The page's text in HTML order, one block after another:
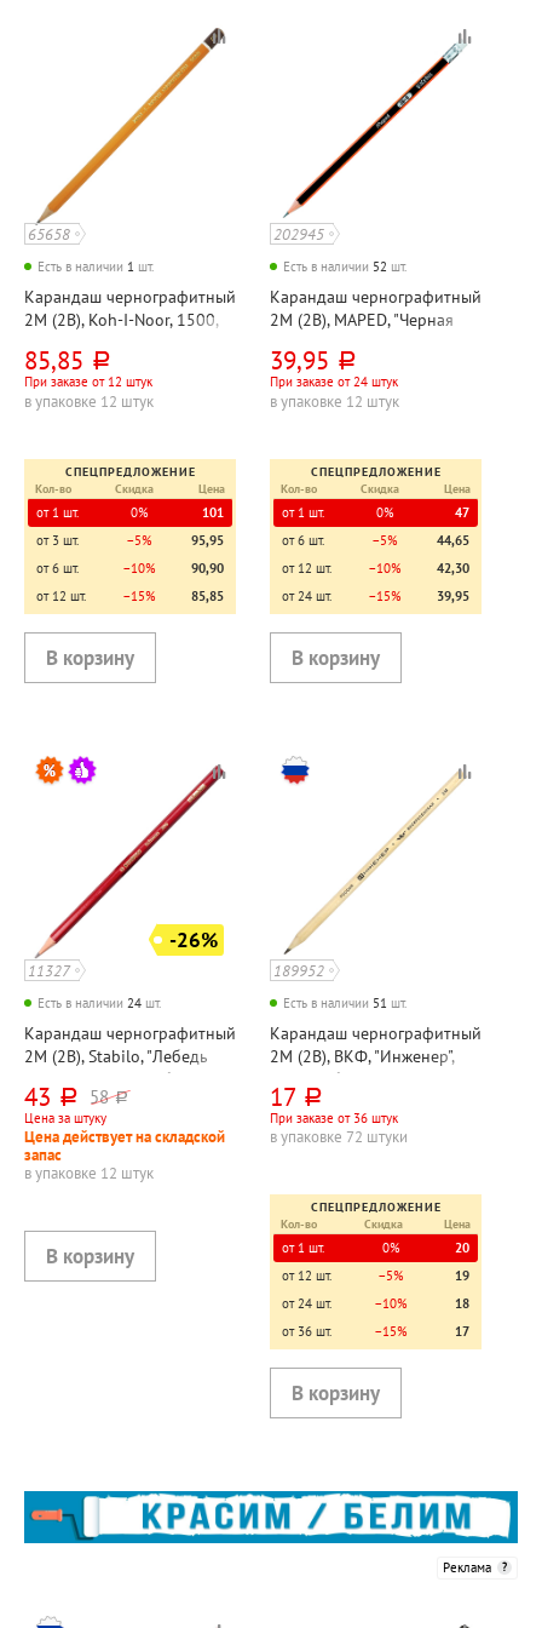
65658
Есть в наличии 1 шт.
Карандаш чернографитный
2М (2B), Koh-I-Noor, 1500,
дерево, без ластика,
шестигранный
85,85 руб.
При заказе от 12 штук
в упаковке 12 штук
СПЕЦПРЕДЛОЖЕНИЕ
Кол-во
Скидка Цена
от 1 шт. 0%
101
от 3 шт.
−5%
95,95
от 6 шт.
−10%
90,90
от 12 шт.
−15% 85,85
202945
Есть в наличии 52 шт.
Карандаш чернографитный
2М (2B), MAPED, "Черная
дерево, с ластиком,
трехгранный
39,95 руб.
При заказе от 24 штук
в упаковке 12 штук
СПЕЦПРЕДЛОЖЕНИЕ
Кол-во
Скидка Цена
от 1 шт. 0%
47
от 6 шт.
−5%
44,65
от 12 шт.
−10%
42,30
от 24 шт.
−15% 39,95
-26%
11327
Есть в наличии 24 шт.
Карандаш чернографитный
2М (2B), Stabilo, "Лебедь
(Schwan)", дерево, без
ластика, корпус красный,
шестигранный
43 руб. 58 руб.
Цена за штуку
Цена действует на складской
запас
в упаковке 12 штук
189952
Есть в наличии 51 шт.
Карандаш чернографитный
2М (2B), ВКФ, "Инженер",
дерево, без ластика,
шестигранный
17 руб.
При заказе от 36 штук
в упаковке 72 штуки
СПЕЦПРЕДЛОЖЕНИЕ
Кол-во
Скидка Цена
от 1 шт. 0%
20
от 12 шт.
−5%
19
от 24 шт.
−10%
18
от 36 шт.
−15% 17
Реклама